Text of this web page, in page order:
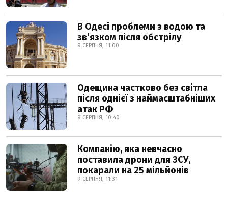
В Одесі проблеми з водою та
звʼязком після обстрілу
9 СЕРПНЯ, 11:00
Одещина частково без світла
після однієї з наймасштабніших
атак РФ
9 СЕРПНЯ, 10:40
Компанію, яка невчасно
поставила дрони для ЗСУ,
покарали на 25 мільйонів
9 СЕРПНЯ, 11:31